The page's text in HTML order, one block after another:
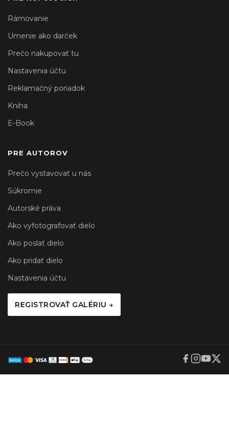
Rámovanie
Umenie ako darček
Prečo nakupovať tu
Nastavenia účtu
Reklamačný poriadok
Kniha
E-Book
PRE AUTOROV
Prečo vystavovať u nás
Súkromie
Autorské práva
Ako vyfotografovať dielo
Ako poslať dielo
Ako pridať dielo
Nastavenia účtu
REGISTROVAŤ GALÉRIU →